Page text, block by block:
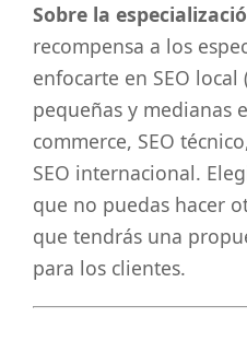
Sobre la
recompensa a los
enfocarte en SEO
pequeñas y medianas
commerce, SEO
SEO internacional.
que no puedas hacer
que tendrás una
para los clientes.